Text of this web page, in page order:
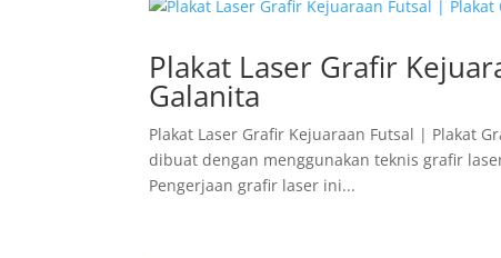
Plakat Laser Grafir
Galanita
Plakat Laser Grafir Kejuaraan Futsal | Plakat
dibuat dengan menggunakan teknis grafir
Pengerjaan grafir laser ini...